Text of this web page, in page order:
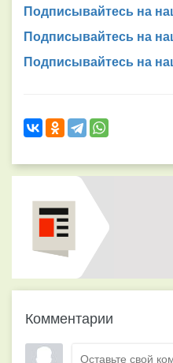
Подписывайтесь на
Подписывайтесь на
Подписывайтесь на
Комментарии